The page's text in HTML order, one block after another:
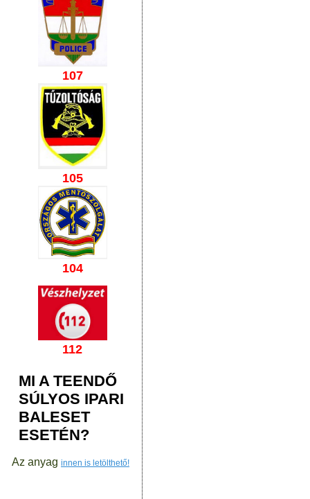
107
105
104
112
MI A TEENDŐ
SÚLYOS IPARI
BALESET
ESETÉN?
Az anyag innen is letölthető!